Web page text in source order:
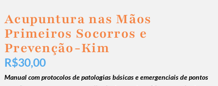
Acupuntura nas Mãos
Primeiros Socorros e
Prevenção-Kim
R$30,00
Manual com protocolos de patologias básicas e emergenciais de pontos